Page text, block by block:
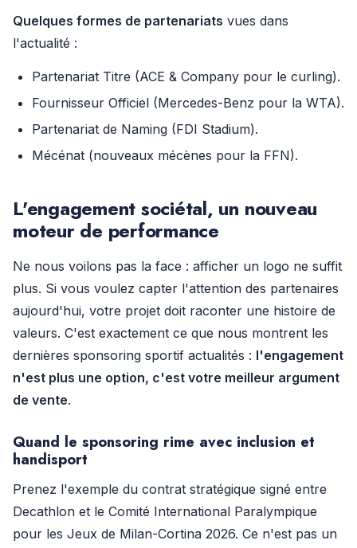
Quelques formes de partenariats vues dans
l'actualité :
Partenariat Titre (ACE & Company pour le curling).
Fournisseur Officiel (Mercedes-Benz pour la WTA).
Partenariat de Naming (FDI Stadium).
Mécénat (nouveaux mécènes pour la FFN).
L'engagement sociétal, un nouveau
moteur de performance
Ne nous voilons pas la face : afficher un logo ne suffit
plus. Si vous voulez capter l'attention des partenaires
aujourd'hui, votre projet doit raconter une histoire de
valeurs. C'est exactement ce que nous montrent les
dernières sponsoring sportif actualités : l'engagement
n'est plus une option, c'est votre meilleur argument
de vente.
Quand le sponsoring rime avec inclusion et
handisport
Prenez l'exemple du contrat stratégique signé entre
Decathlon et le Comité International Paralympique
pour les Jeux de Milan-Cortina 2026. Ce n'est pas un